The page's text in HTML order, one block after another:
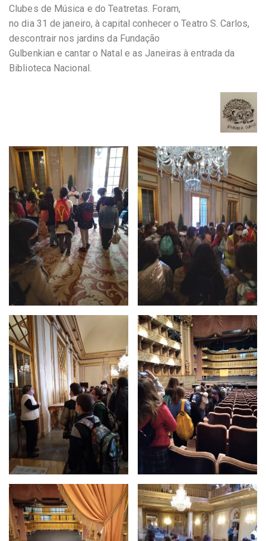
Clubes de Música e do Teatretas. Foram,
no dia 31 de janeiro, à capital conhecer o Teatro S. Carlos,
descontrair nos jardins da Fundação
Gulbenkian e cantar o Natal e as Janeiras à entrada da
Biblioteca Nacional.